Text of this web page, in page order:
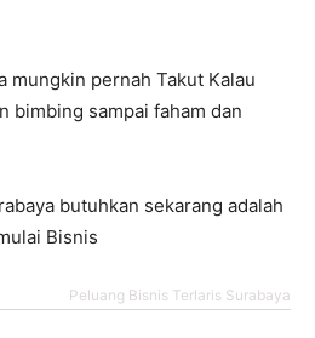
mungkin pernah Takut Kalau
bimbing sampai faham dan
butuhkan sekarang adalah
Bisnis
Peluang Bisnis Terlaris Surabaya